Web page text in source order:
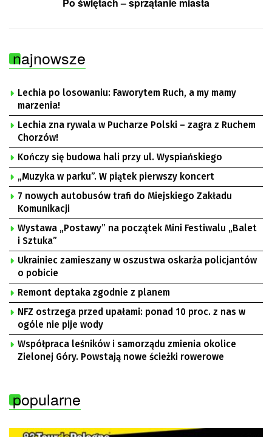
najnowsze
Lechia po losowaniu: Faworytem Ruch, a my mamy
marzenia!
Lechia zna rywala w Pucharze Polski – zagra z Ruchem
Chorzów!
Kończy się budowa hali przy ul. Wyspiańskiego
„Muzyka w parku”. W piątek pierwszy koncert
7 nowych autobusów trafi do Miejskiego Zakładu
Komunikacji
Wystawa „Postawy” na początek Mini Festiwalu „Balet
i Sztuka”
Ukrainiec zamieszany w oszustwa oskarża policjantów
o pobicie
Remont deptaka zgodnie z planem
NFZ ostrzega przed upałami: ponad 10 proc. z nas w
ogóle nie pije wody
Współpraca leśników i samorządu zmienia okolice
Zielonej Góry. Powstają nowe ścieżki rowerowe
popularne